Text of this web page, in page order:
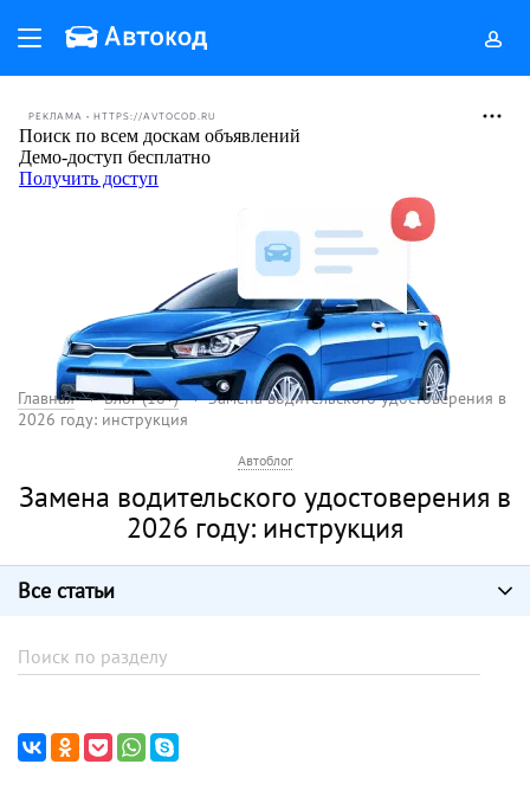
РЕКЛАМА • HTTPS://AVTOCOD.RU
Главная Блог (18+)
Замена водительского удостоверения в
2026 году: инструкция
Автоблог
Замена водительского удостоверения в
2026 году: инструкция
Все статьи